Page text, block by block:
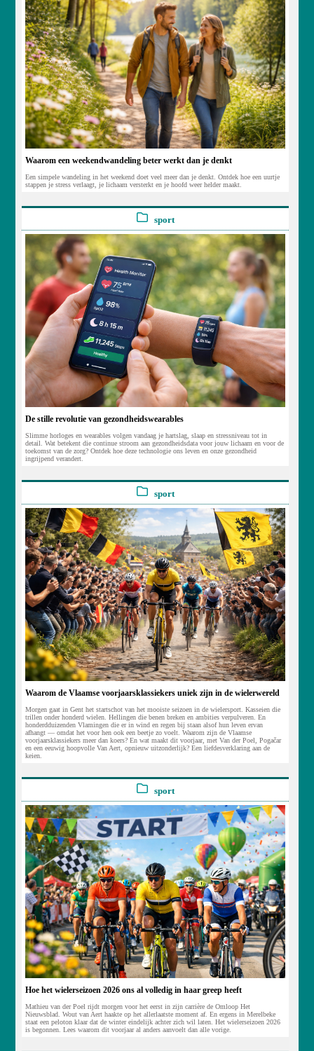
Waarom een weekendwandeling beter werkt dan je denkt
Een simpele wandeling in het weekend doet veel meer dan je denkt. Ontdek hoe een uurtje
stappen je stress verlaagt, je lichaam versterkt en je hoofd weer helder maakt.
sport
De stille revolutie van gezondheidswearables
Slimme horloges en wearables volgen vandaag je hartslag, slaap en stressniveau tot in
detail. Wat betekent die continue stroom aan gezondheidsdata voor jouw lichaam en voor de
toekomst van de zorg? Ontdek hoe deze technologie ons leven en onze gezondheid
ingrijpend verandert.
sport
Waarom de Vlaamse voorjaarsklassiekers uniek zijn in de wielerwereld
Morgen gaat in Gent het startschot van het mooiste seizoen in de wielersport. Kasseien die
trillen onder honderd wielen. Hellingen die benen breken en ambities verpulveren. En
honderdduizenden Vlamingen die er in wind en regen bij staan alsof hun leven ervan
afhangt — omdat het voor hen ook een beetje zo voelt. Waarom zijn de Vlaamse
voorjaarsklassiekers meer dan koers? En wat maakt dit voorjaar, met Van der Poel, Pogačar
en een eeuwig hoopvolle Van Aert, opnieuw uitzonderlijk? Een liefdesverklaring aan de
keien.
sport
Hoe het wielerseizoen 2026 ons al volledig in haar greep heeft
Mathieu van der Poel rijdt morgen voor het eerst in zijn carrière de Omloop Het
Nieuwsblad. Wout van Aert haakte op het allerlaatste moment af. En ergens in Merelbeke
staat een peloton klaar dat de winter eindelijk achter zich wil laten. Het wielerseizoen 2026
is begonnen. Lees waarom dit voorjaar al anders aanvoelt dan alle vorige.